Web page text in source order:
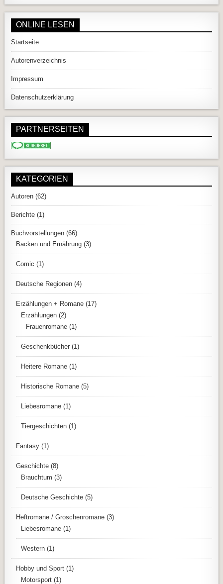
ONLINE LESEN
Startseite
Autorenverzeichnis
Impressum
Datenschutzerklärung
PARTNERSEITEN
KATEGORIEN
Autoren (62)
Berichte (1)
Buchvorstellungen (66)
Backen und Ernährung (3)
Comic (1)
Deutsche Regionen (4)
Erzählungen + Romane (17)
Erzählungen (2)
Frauenromane (1)
Geschenkbücher (1)
Heitere Romane (1)
Historische Romane (5)
Liebesromane (1)
Tiergeschichten (1)
Fantasy (1)
Geschichte (8)
Brauchtum (3)
Deutsche Geschichte (5)
Heftromane / Groschenromane (3)
Liebesromane (1)
Western (1)
Hobby und Sport (1)
Motorsport (1)